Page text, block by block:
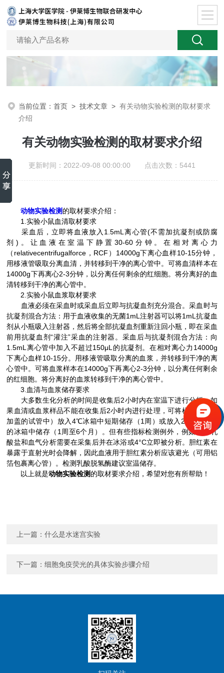
当前位置：首页 >技术文章 >有关动物实验检测的取材要求
介绍
有关动物实验检测的取材要求介绍
更新时间：2022-09-08 00:00:00 点击次数：5441
动物实验检测的取材要求介绍：
1.实验小鼠血清取材要求
采血后，立即将血液放入1.5mL离心管(不需加抗凝剂或防腐
剂)。让血液在室温下静置30-60分钟。在相对离心力
（relativecentrifugalforce，RCF）14000g下离心血样10-15分钟，
用移液管吸取分离血清，并转移到干净的离心管中。可将血清样本在
14000g下再离心2-3分钟，以分离任何剩余的红细胞。将分离好的血
清转移到干净的离心管中。
2.实验小鼠血浆取材要求
血液必须在采血时或采血后立即与抗凝血剂充分混合。采血时与
抗凝剂混合方法：用于血液收集的无菌1mL注射器可以将1mL抗凝血
剂从小瓶吸入注射器，然后将全部抗凝血剂重新注回小瓶，即在采血
前用抗凝血剂“灌注”采血的注射器。采血后与抗凝剂混合方法：向
1.5mL离心管中加入不超过150μL的抗凝剂。在相对离心力14000g
下离心血样10-15分。用移液管吸取分离的血浆，并转移到干净的离
心管中。可将血浆样本在14000g下再离心2-3分钟，以分离任何剩余
的红细胞。将分离好的血浆转移到干净的离心管中。
3.血清与血浆储存要求
大多数生化分析的时间是收集后2小时内在室温下进行分析。如
果血清或血浆样品不能在收集后2小时内进行处理，可将样品（放在
加盖的试管中）放入4℃冰箱中短期储存（1周）或放入20℃或更冷
的冰箱中储存（1周至6个月）。但有些指标检测例外，例如氨、乳
酸盐和血气分析需要在采集后并在冰浴或4°C立即被分析。胆红素在
暴露于直射光时会降解，因此血液用于胆红素分析应该避光（可用铝
箔包裹离心管）。检测乳酸脱氢酶建议室温储存。
以上就是动物实验检测的取材要求介绍，希望对您有所帮助！
上一篇：什么是水迷宫实验
下一篇：细胞免疫荧光的具体实验步骤介绍